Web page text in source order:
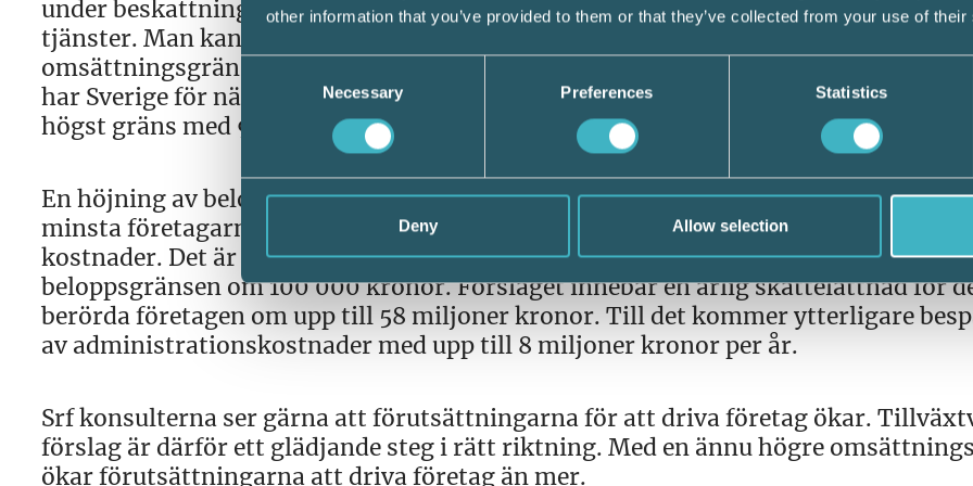
other information that you’ve provided to them or that they’ve collected from your use of
Necessary Preferences Statistics
Deny Allow selection
under beskattningsåret är befriade från moms på sin omsättning av varor och
tjänster. Man kan läsa mer om det
omsättningsgränserna i andra EU-länder. Av de länder som har infört en
har Sverige för närvarande lägst gräns med 2 943 Euro (30 000 kr) och
högst gräns med 97 382 Euro (85 000 GBP).
En höjning av beloppsgränsen förbättrar förutsättningarna att driva företag för
minsta företagarna. Företagens administration minskar och därmed även
kostnader. Det är beräknat att cirka 5 000 företag kommer tillämpa den höjda
beloppsgränsen om 100 000 kronor. Förslaget innebär en årlig skattelättnad för
berörda företagen om upp till 58 miljoner kronor. Till det kommer ytterligare
av administrationskostnader med upp till 8 miljoner kronor per år.
Srf konsulterna ser gärna att förutsättningarna för att driva företag ökar.
förslag är därför ett glädjande steg i rätt riktning. Med en ännu högre
ökar förutsättningarna att driva företag än mer.